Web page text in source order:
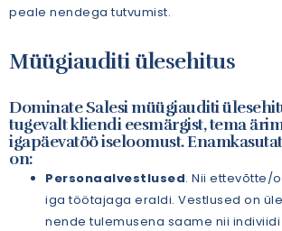
peale nendega tutvumist.
Müügiauditi ülesehitus
Dominate Salesi müügiauditi
tugevalt kliendi eesmärgist, tema
igapäevatöö iseloomust.
on:
Personaalvestlused. Nii ettevõtte/
iga töötajaga eraldi. Vestlused on
nende tulemusena saame nii